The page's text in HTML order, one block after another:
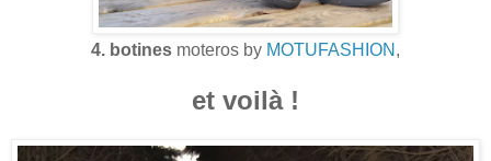
4. botines moteros by MOTUFASHION ,
et voilà !